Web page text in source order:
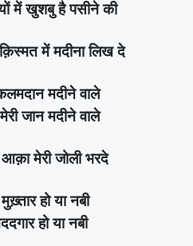
में खुशबु है पसीने की
में मदीना लिख दे
मदीने वाले
जान मदीने वाले
मेरी जोली भरदे
हो या नबी
हो या नबी